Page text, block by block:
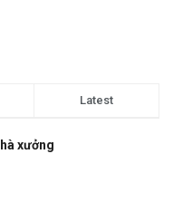
Latest
xưởng